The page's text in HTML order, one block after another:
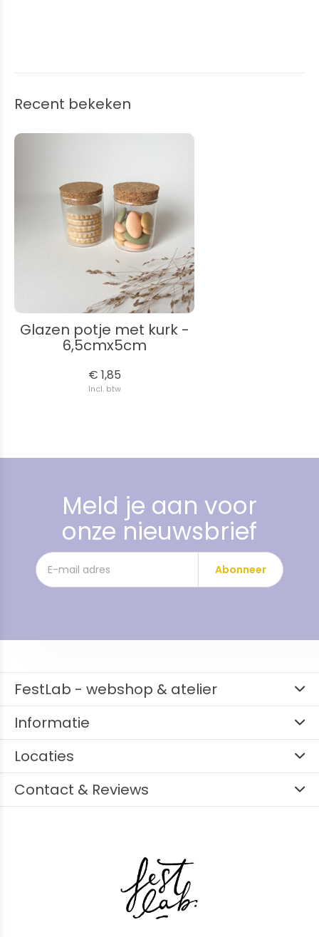
Recent bekeken
Glazen potje met kurk -
6,5cmx5cm
€ 1,85
Incl. btw
Meld je aan voor
onze nieuwsbrief
Abonneer
FestLab - webshop & atelier
Informatie
Locaties
Contact & Reviews